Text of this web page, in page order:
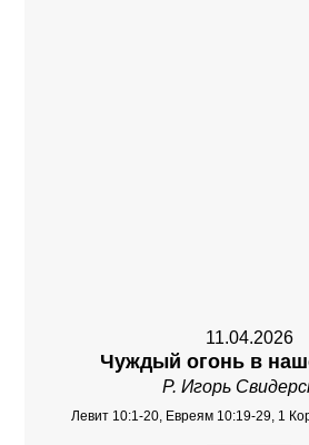
11.04.2026
Чуждый огонь в
Р. Игорь
Левит 10:1-20, Евреям 10:19-29, 1